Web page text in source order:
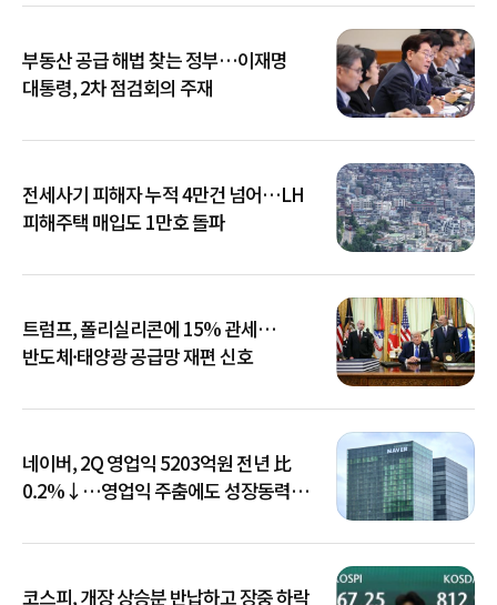
부동산 공급 해법 찾는 정부…이재명
대통령, 2차 점검회의 주재
전세사기 피해자 누적 4만건 넘어…LH
피해주택 매입도 1만호 돌파
트럼프, 폴리실리콘에 15% 관세…
반도체·태양광 공급망 재편 신호
네이버, 2Q 영업익 5203억원 전년 比
0.2%↓…영업익 주춤에도 성장동력
코스피, 개장 상승분 반납하고 장중 하락